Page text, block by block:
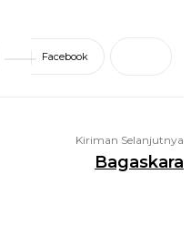
Facebook
Kiriman Selanjutnya
Bagaskara